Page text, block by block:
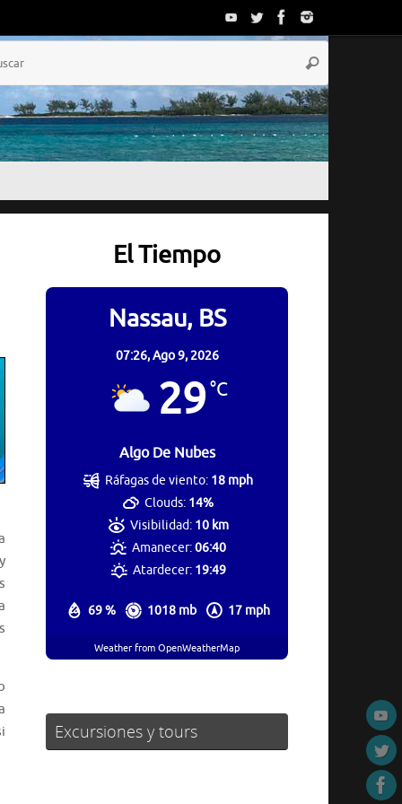
Buscar
El Tiempo
Nassau, BS
07:26,Ago 9, 2026
29°C
Algo De Nubes
69 % 1018 mb 17 mph
Ráfagas de viento: 18 mph
Clouds: 14%
Visibilidad: 10 km
Amanecer:06:40
Atardecer: 19:49
Weather from OpenWeatherMap
Excursiones y tours